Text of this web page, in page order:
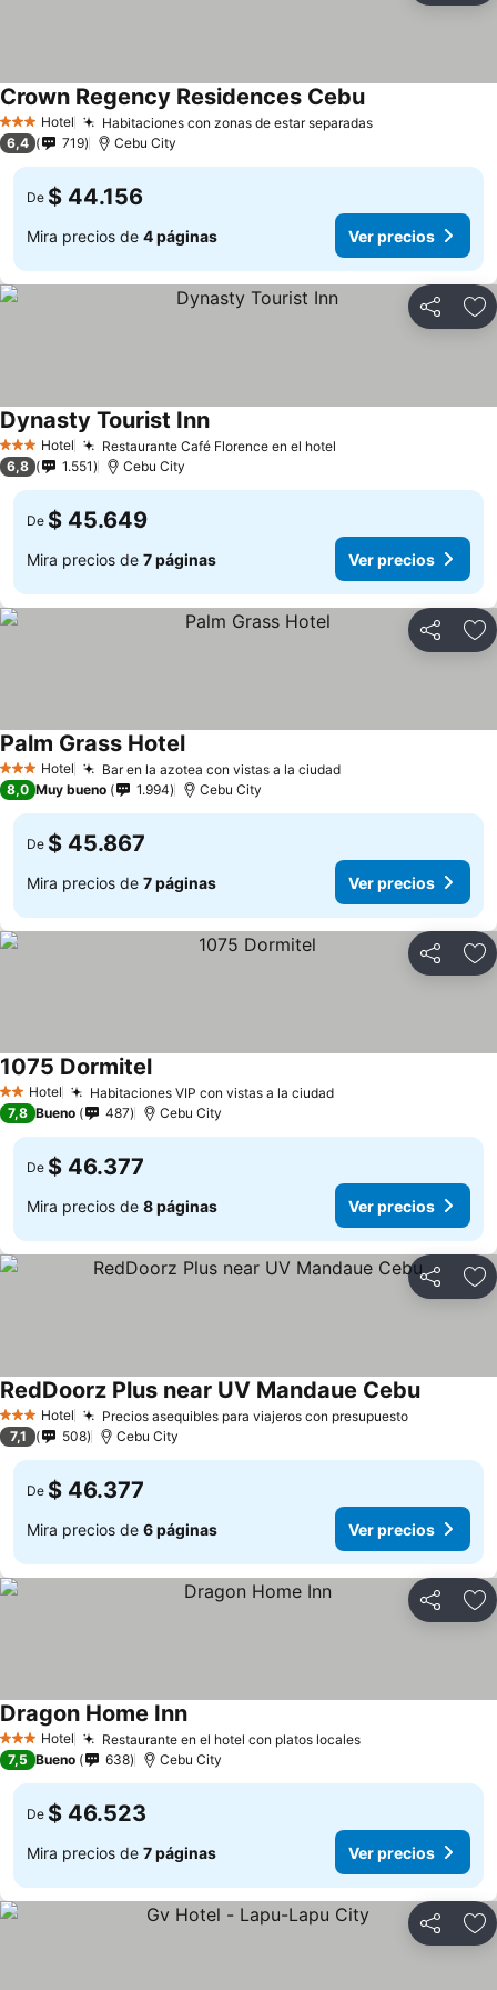
3 Estrellas
Hotel Habitaciones con zonas de estar separadas
Crown Regency Residences Cebu
6,4 719 Cebu City
De $ 44.156
Mira precios de 4 páginas Ver precios
Compartir
3 Estrellas
Hotel Restaurante Café Florence en el hotel
Dynasty Tourist Inn
6,8 1.551 Cebu City
De $ 45.649
Mira precios de 7 páginas Ver precios
Compartir
3 Estrellas
Hotel Bar en la azotea con vistas a la ciudad
Palm Grass Hotel
8,0 Muy bueno 1.994 Cebu City
De $ 45.867
Mira precios de 7 páginas Ver precios
Compartir
2 Estrellas
Hotel Habitaciones VIP con vistas a la ciudad
1075 Dormitel
7,8 Bueno 487 Cebu City
De $ 46.377
Mira precios de 8 páginas Ver precios
Compartir
3 Estrellas
Hotel Precios asequibles para viajeros con presupuesto
RedDoorz Plus near UV Mandaue Cebu
7,1 508 Cebu City
De $ 46.377
Mira precios de 6 páginas Ver precios
Compartir
3 Estrellas
Hotel Restaurante en el hotel con platos locales
Dragon Home Inn
7,5 Bueno 638 Cebu City
De $ 46.523
Mira precios de 7 páginas Ver precios
Compartir